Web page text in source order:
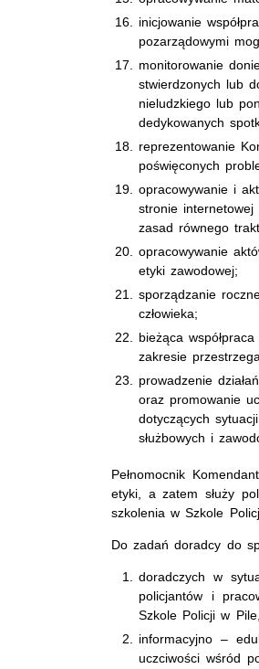
inicjowanie
pozarządowymi
monitorowanie
stwierdzonych lub
nieludzkiego lub
dedykowanych
reprezentowanie
poświęconych
opracowywanie i
stronie internetowej
zasad równego
opracowywanie
etyki zawodowej;
sporządzanie
człowieka;
bieżąca
zakresie
prowadzenie
oraz promowanie
dotyczących
służbowych i
Pełnomocnik
etyki, a zatem służy
szkolenia w Szkole
Do zadań doradcy do
doradczych w
policjantów i
Szkole Policji w Pile,
informacyjno –
uczciwości wśród